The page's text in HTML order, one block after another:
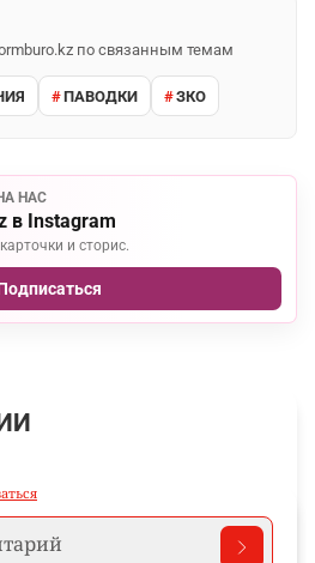
по связанным темам
ПАВОДКИ ЗКО
НАС
в Instagram
и сторис.